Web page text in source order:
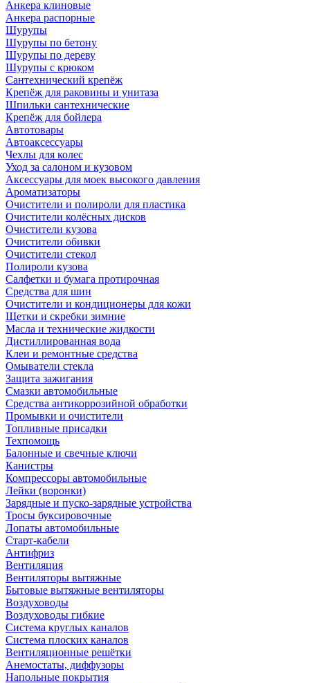
Анкера клиновые
Анкера распорные
Шурупы
Шурупы по бетону
Шурупы по дереву
Шурупы с крюком
Сантехнический крепёж
Крепёж для раковины и унитаза
Шпильки сантехнические
Крепёж для бойлера
Автотовары
Автоаксессуары
Чехлы для колес
Уход за салоном и кузовом
Аксессуары для моек высокого давления
Ароматизаторы
Очистители и полироли для пластика
Очистители колёсных дисков
Очистители кузова
Очистители обивки
Очистители стекол
Полироли кузова
Салфетки и бумага протирочная
Средства для шин
Очистители и кондиционеры для кожи
Щетки и скребки зимние
Масла и технические жидкости
Дистиллированная вода
Клеи и ремонтные средства
Омыватели стекла
Защита зажигания
Смазки автомобильные
Средства антикоррозийной обработки
Промывки и очистители
Топливные присадки
Техпомощь
Балонные и свечные ключи
Канистры
Компрессоры автомобильные
Лейки (воронки)
Зарядные и пуско-зарядные устройства
Тросы буксировочные
Лопаты автомобильные
Старт-кабели
Антифриз
Вентиляция
Вентиляторы вытяжные
Бытовые вытяжные вентиляторы
Воздуховоды
Воздуховоды гибкие
Система круглых каналов
Система плоских каналов
Вентиляционные решётки
Анемостаты, диффузоры
Напольные покрытия